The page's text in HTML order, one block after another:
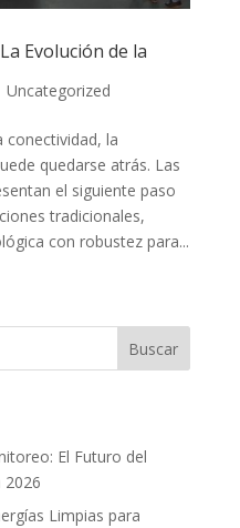
Evolución de la
Uncategorized
conectividad, la
quedarse atrás. Las
el siguiente paso
tradicionales,
con robustez para...
Buscar
El Futuro del
Limpias para